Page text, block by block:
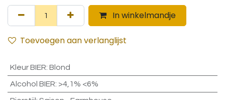
In winkelmandje
Toevoegen aan verlanglijst
Kleur BIER: Blond
Alcohol BIER: >4,1% <6%